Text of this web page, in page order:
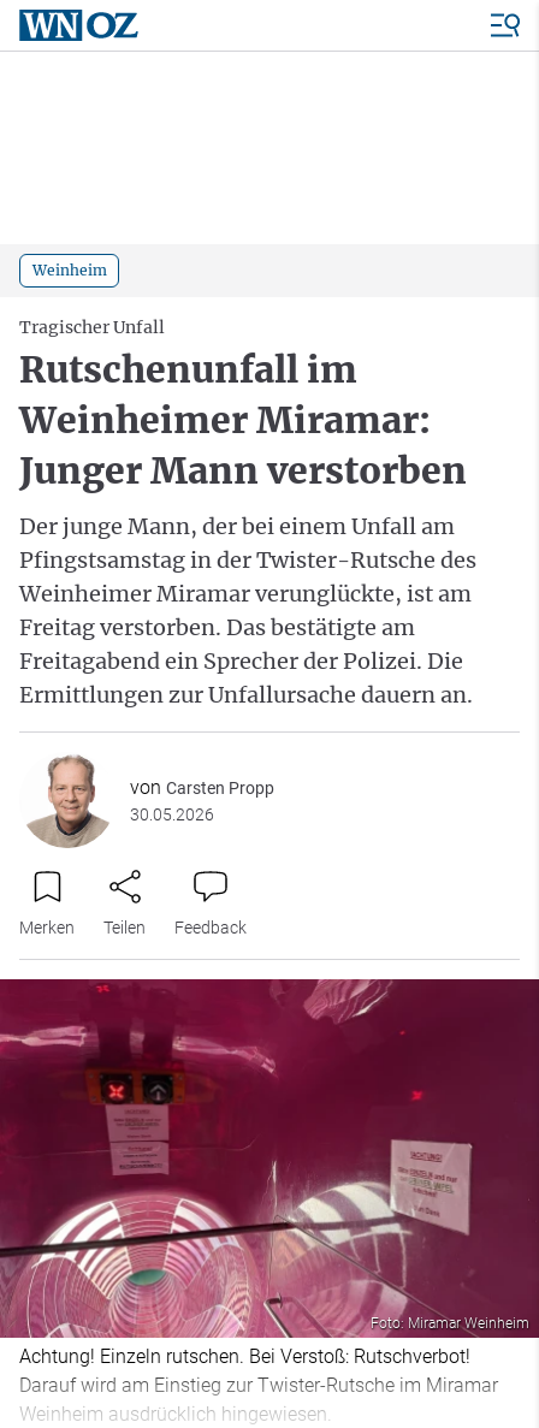
Weinheim
Tragischer Unfall
Rutschenunfall im
Weinheimer Miramar:
Junger Mann verstorben
Der junge Mann, der bei einem Unfall am
Pfingstsamstag in der Twister-Rutsche des
Weinheimer Miramar verunglückte, ist am
Freitag verstorben. Das bestätigte am
Freitagabend ein Sprecher der Polizei. Die
Ermittlungen zur Unfallursache dauern an.
von Carsten Propp
30.05.2026
Merken Teilen Feedback
Foto: Miramar Weinheim
Achtung! Einzeln rutschen. Bei Verstoß: Rutschverbot!
Darauf wird am Einstieg zur Twister-Rutsche im Miramar
Weinheim ausdrücklich hingewiesen.